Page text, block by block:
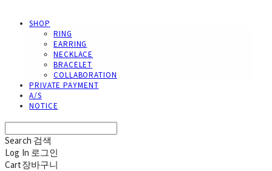
SHOP
RING
EARRING
NECKLACE
BRACELET
COLLABORATION
PRIVATE PAYMENT
A/S
NOTICE
Search 검색
Log In 로그인
Cart장바구니